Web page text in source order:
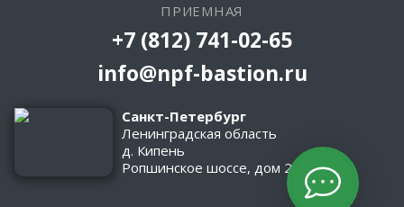
ПРИЕМНАЯ
+7 (812) 741-02-65
info@npf-bastion.ru
Санкт-Петербург
Ленинградская область
д. Кипень
Ропшинское шоссе, дом 2/1